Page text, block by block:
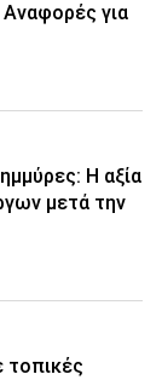
για
Η αξία
μετά την
τοπικές